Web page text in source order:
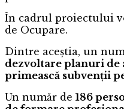
În cadrul proiectului
de Ocupare.
Dintre aceștia, un
dezvoltare planuri de
primească subvenții
Un număr de 186